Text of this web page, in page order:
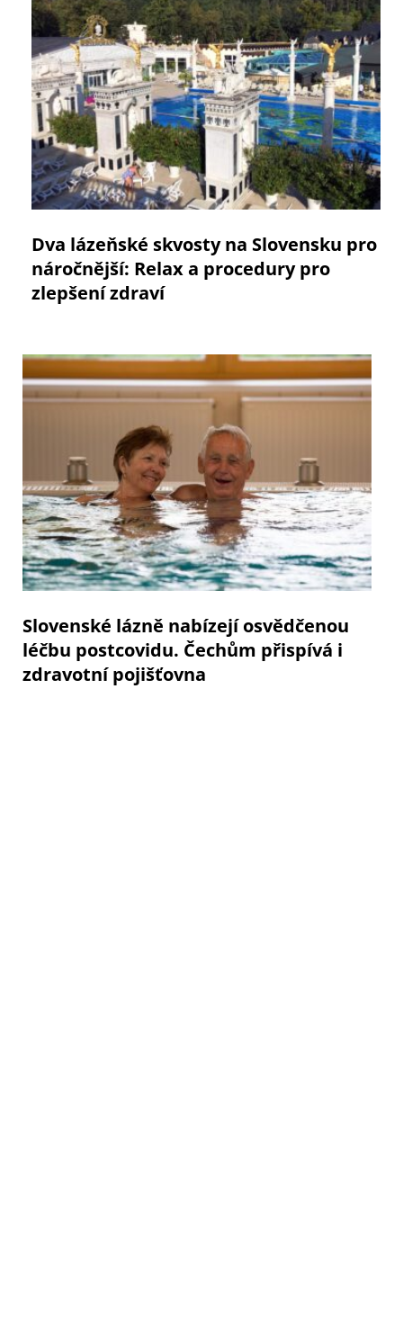
Dva lázeňské skvosty na Slovensku pro
náročnější: Relax a procedury pro
zlepšení zdraví
Slovenské lázně nabízejí osvědčenou
léčbu postcovidu. Čechům přispívá i
zdravotní pojišťovna